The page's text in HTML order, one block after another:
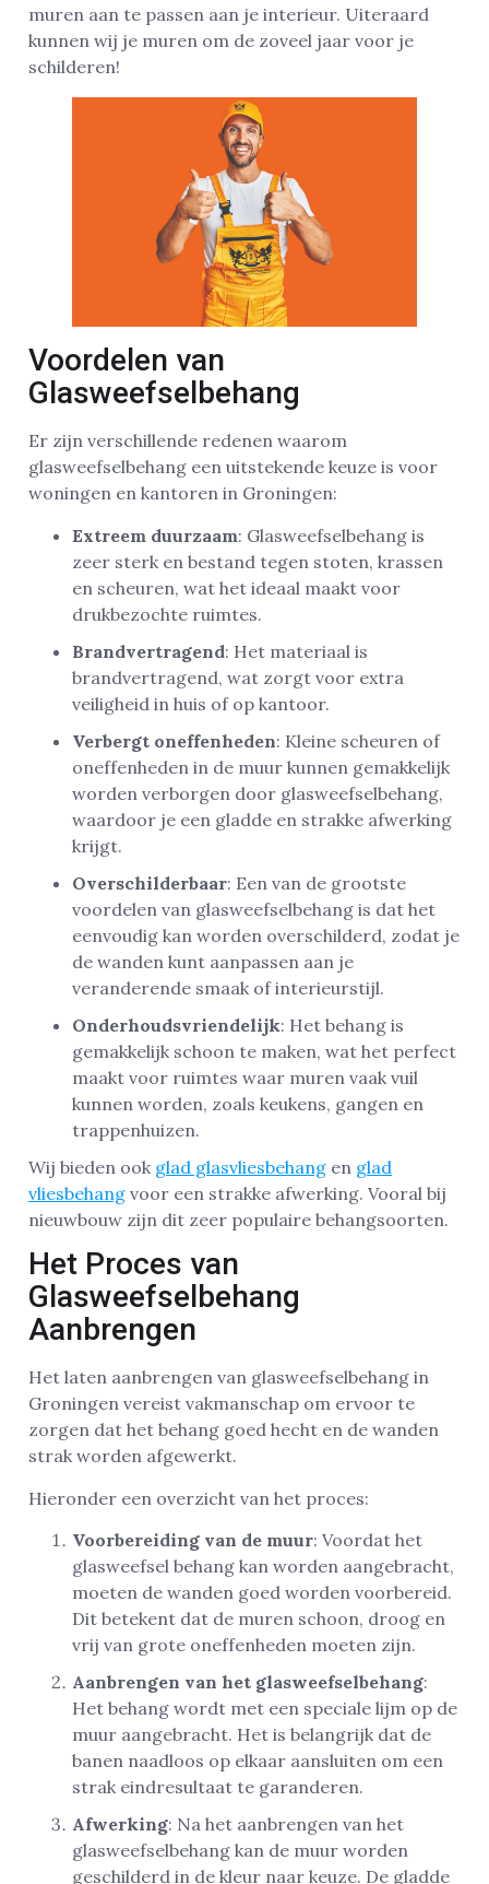
muren aan te passen aan je interieur. Uiteraard
kunnen wij je muren om de zoveel jaar voor je
schilderen!
Voordelen van
Glasweefselbehang
Er zijn verschillende redenen waarom
glasweefselbehang een uitstekende keuze is voor
woningen en kantoren in Groningen:
Extreem duurzaam: Glasweefselbehang is
zeer sterk en bestand tegen stoten, krassen
en scheuren, wat het ideaal maakt voor
drukbezochte ruimtes.
Brandvertragend: Het materiaal is
brandvertragend, wat zorgt voor extra
veiligheid in huis of op kantoor.
Verbergt oneffenheden: Kleine scheuren of
oneffenheden in de muur kunnen gemakkelijk
worden verborgen door glasweefselbehang,
waardoor je een gladde en strakke afwerking
krijgt.
Overschilderbaar: Een van de grootste
voordelen van glasweefselbehang is dat het
eenvoudig kan worden overschilderd, zodat je
de wanden kunt aanpassen aan je
veranderende smaak of interieurstijl.
Onderhoudsvriendelijk: Het behang is
gemakkelijk schoon te maken, wat het perfect
maakt voor ruimtes waar muren vaak vuil
kunnen worden, zoals keukens, gangen en
trappenhuizen.
Wij bieden ook glad glasvliesbehang en glad
vliesbehang voor een strakke afwerking. Vooral bij
nieuwbouw zijn dit zeer populaire behangsoorten.
Het Proces van
Glasweefselbehang
Aanbrengen
Het laten aanbrengen van glasweefselbehang in
Groningen vereist vakmanschap om ervoor te
zorgen dat het behang goed hecht en de wanden
strak worden afgewerkt.
Hieronder een overzicht van het proces:
Voorbereiding van de muur: Voordat het
glasweefsel behang kan worden aangebracht,
moeten de wanden goed worden voorbereid.
Dit betekent dat de muren schoon, droog en
vrij van grote oneffenheden moeten zijn.
Aanbrengen van het glasweefselbehang:
Het behang wordt met een speciale lijm op de
muur aangebracht. Het is belangrijk dat de
banen naadloos op elkaar aansluiten om een
strak eindresultaat te garanderen.
Afwerking: Na het aanbrengen van het
glasweefselbehang kan de muur worden
geschilderd in de kleur naar keuze. De gladde